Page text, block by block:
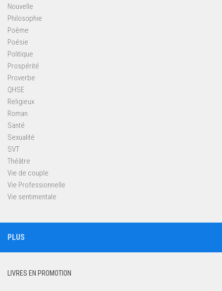
Nouvelle
Philosophie
Poème
Poésie
Politique
Prospérité
Proverbe
QHSE
Religieux
Roman
Santé
Sexualité
SVT
Théâtre
Vie de couple
Vie Professionnelle
Vie sentimentale
PLUS
LIVRES EN PROMOTION